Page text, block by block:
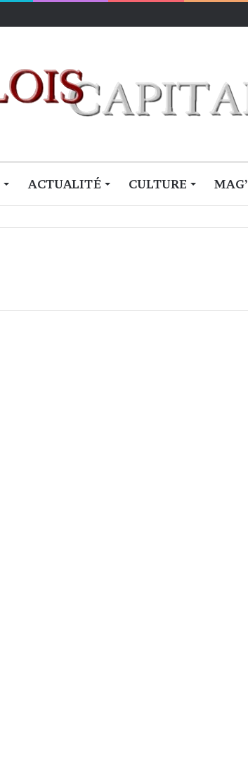
ACTUALITÉ CULTURE MAG’